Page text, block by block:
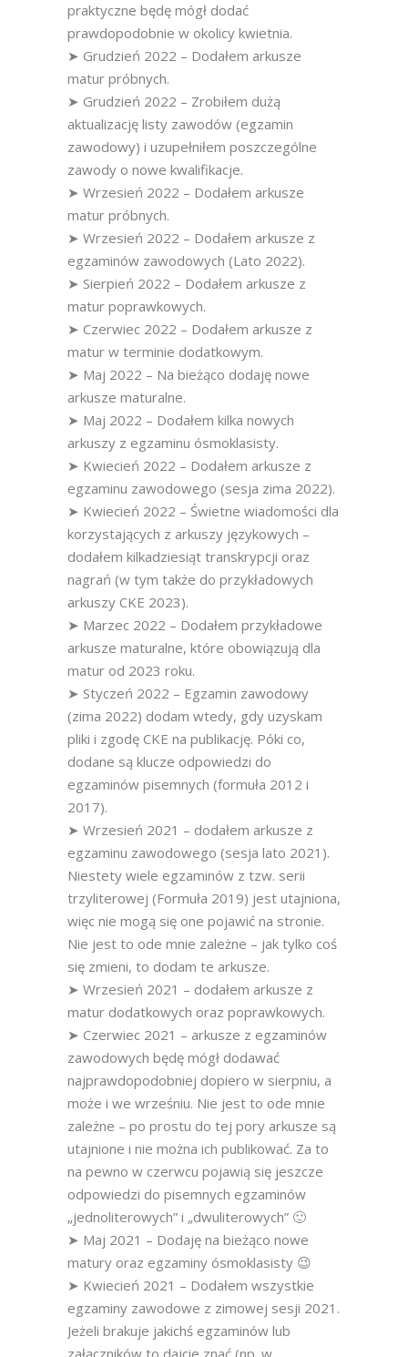
praktyczne będę mógł dodać
prawdopodobnie w okolicy kwietnia.
➤ Grudzień 2022 – Dodałem arkusze
matur próbnych.
➤ Grudzień 2022 – Zrobiłem dużą
aktualizację listy zawodów (egzamin
zawodowy) i uzupełniłem poszczególne
zawody o nowe kwalifikacje.
➤ Wrzesień 2022 – Dodałem arkusze
matur próbnych.
➤ Wrzesień 2022 – Dodałem arkusze z
egzaminów zawodowych (Lato 2022).
➤ Sierpień 2022 – Dodałem arkusze z
matur poprawkowych.
➤ Czerwiec 2022 – Dodałem arkusze z
matur w terminie dodatkowym.
➤ Maj 2022 – Na bieżąco dodaję nowe
arkusze maturalne.
➤ Maj 2022 – Dodałem kilka nowych
arkuszy z egzaminu ósmoklasisty.
➤ Kwiecień 2022 – Dodałem arkusze z
egzaminu zawodowego (sesja zima 2022).
➤ Kwiecień 2022 – Świetne wiadomości dla
korzystających z arkuszy językowych –
dodałem kilkadziesiąt transkrypcji oraz
nagrań (w tym także do przykładowych
arkuszy CKE 2023).
➤ Marzec 2022 – Dodałem przykładowe
arkusze maturalne, które obowiązują dla
matur od 2023 roku.
➤ Styczeń 2022 – Egzamin zawodowy
(zima 2022) dodam wtedy, gdy uzyskam
pliki i zgodę CKE na publikację. Póki co,
dodane są klucze odpowiedzi do
egzaminów pisemnych (formuła 2012 i
2017).
➤ Wrzesień 2021 – dodałem arkusze z
egzaminu zawodowego (sesja lato 2021).
Niestety wiele egzaminów z tzw. serii
trzyliterowej (Formuła 2019) jest utajniona,
więc nie mogą się one pojawić na stronie.
Nie jest to ode mnie zależne – jak tylko coś
się zmieni, to dodam te arkusze.
➤ Wrzesień 2021 – dodałem arkusze z
matur dodatkowych oraz poprawkowych.
➤ Czerwiec 2021 – arkusze z egzaminów
zawodowych będę mógł dodawać
najprawdopodobniej dopiero w sierpniu, a
może i we wrześniu. Nie jest to ode mnie
zależne – po prostu do tej pory arkusze są
utajnione i nie można ich publikować. Za to
na pewno w czerwcu pojawią się jeszcze
odpowiedzi do pisemnych egzaminów
„jednoliterowych” i „dwuliterowych” 🙂
➤ Maj 2021 – Dodaję na bieżąco nowe
matury oraz egzaminy ósmoklasisty 😉
➤ Kwiecień 2021 – Dodałem wszystkie
egzaminy zawodowe z zimowej sesji 2021.
Jeżeli brakuje jakichś egzaminów lub
załączników to dajcie znać (np. w